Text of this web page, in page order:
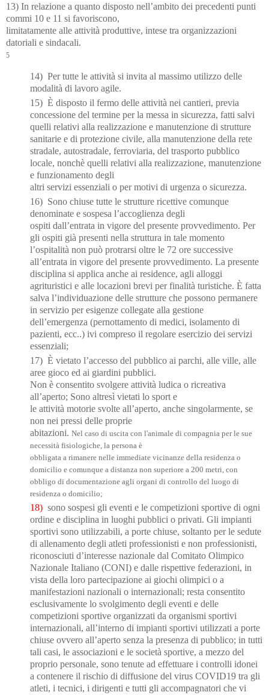
13) In relazione a quanto disposto nell’ambito dei precedenti punti
commi 10 e 11 si favoriscono,
limitatamente alle attività produttive, intese tra organizzazioni
datoriali e sindacali.
5
14) Per tutte le attività si invita al massimo utilizzo delle
modalità di lavoro agile.
15) È disposto il fermo delle attività nei cantieri, previa
concessione del termine per la messa in sicurezza, fatti salvi
quelli relativi alla realizzazione e manutenzione di strutture
sanitarie e di protezione civile, alla manutenzione della rete
stradale, autostradale, ferroviaria, del trasporto pubblico
locale, nonchè quelli relativi alla realizzazione, manutenzione
e funzionamento degli
altri servizi essenziali o per motivi di urgenza o sicurezza.
16) Sono chiuse tutte le strutture ricettive comunque
denominate e sospesa l’accoglienza degli
ospiti dall’entrata in vigore del presente provvedimento. Per
gli ospiti già presenti nella struttura in tale momento
l’ospitalità non può protrarsi oltre le 72 ore successive
all’entrata in vigore del presente provvedimento. La presente
disciplina si applica anche ai residence, agli alloggi
agrituristici e alle locazioni brevi per finalità turistiche. È fatta
salva l’individuazione delle strutture che possono permanere
in servizio per esigenze collegate alla gestione
dell’emergenza (pernottamento di medici, isolamento di
pazienti, ecc..) ivi compreso il regolare esercizio dei servizi
essenziali;
17) È vietato l’accesso del pubblico ai parchi, alle ville, alle
aree gioco ed ai giardini pubblici.
Non è consentito svolgere attività ludica o ricreativa
all’aperto; Sono altresì vietati lo sport e
le attività motorie svolte all’aperto, anche singolarmente, se
non nei pressi delle proprie
abitazioni. Nel caso di uscita con l'animale di compagnia per le sue
necessità fisiologiche, la persona è
obbligata a rimanere nelle immediate vicinanze della residenza o
domicilio e comunque a distanza non superiore a 200 metri, con
obbligo di documentazione agli organi di controllo del luogo di
residenza o domicilio;
18) sono sospesi gli eventi e le competizioni sportive di ogni
ordine e disciplina in luoghi pubblici o privati. Gli impianti
sportivi sono utilizzabili, a porte chiuse, soltanto per le sedute
di allenamento degli atleti professionisti e non professionisti,
riconosciuti d’interesse nazionale dal Comitato Olimpico
Nazionale Italiano (CONI) e dalle rispettive federazioni, in
vista della loro partecipazione ai giochi olimpici o a
manifestazioni nazionali o internazionali; resta consentito
esclusivamente lo svolgimento degli eventi e delle
competizioni sportive organizzati da organismi sportivi
internazionali, all’interno di impianti sportivi utilizzati a porte
chiuse ovvero all’aperto senza la presenza di pubblico; in tutti
tali casi, le associazioni e le società sportive, a mezzo del
proprio personale, sono tenute ad effettuare i controlli idonei
a contenere il rischio di diffusione del virus COVID19 tra gli
atleti, i tecnici, i dirigenti e tutti gli accompagnatori che vi